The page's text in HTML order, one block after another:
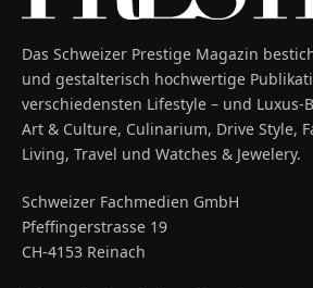
Das Schweizer Prestige Magazin
und gestalterisch hochwertige
verschiedensten Lifestyle – und Luxus-
Art & Culture, Culinarium, Drive Style,
Living, Travel und Watches & Jewelery.
Schweizer Fachmedien GmbH
Pfeffingerstrasse 19
CH-4153 Reinach